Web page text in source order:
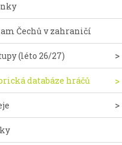
Čechů v zahraničí
(léto 26/27)
databáze hráčů